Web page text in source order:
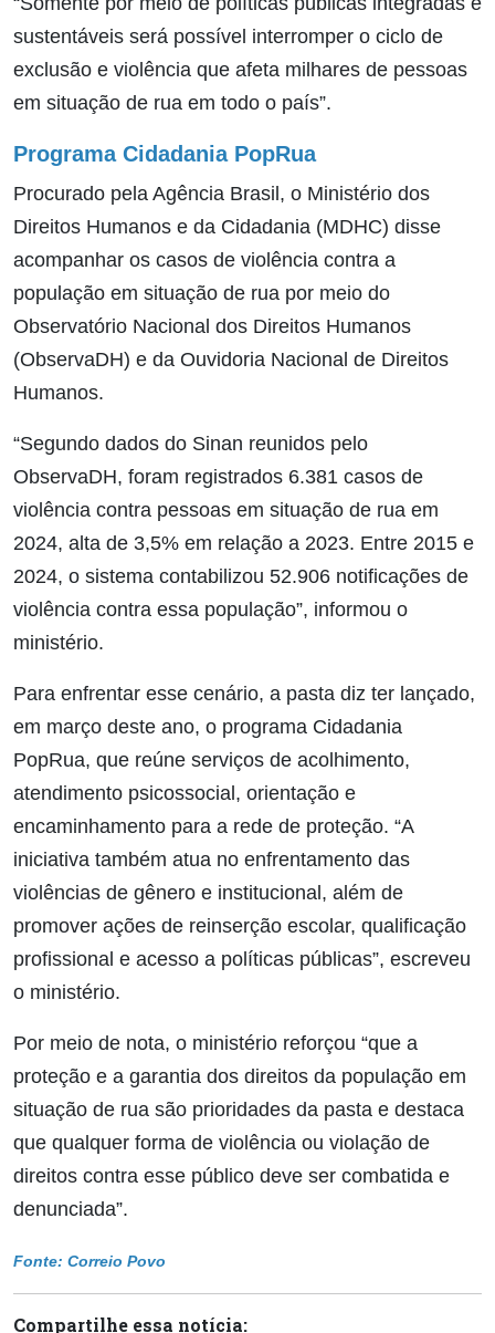
sustentáveis será possível interromper o ciclo de
exclusão e violência que afeta milhares de pessoas
em situação de rua em todo o país”.
Programa Cidadania PopRua
Procurado pela Agência Brasil, o Ministério dos
Direitos Humanos e da Cidadania (MDHC) disse
acompanhar os casos de violência contra a
população em situação de rua por meio do
Observatório Nacional dos Direitos Humanos
(ObservaDH) e da Ouvidoria Nacional de Direitos
Humanos.
“Segundo dados do Sinan reunidos pelo
ObservaDH, foram registrados 6.381 casos de
violência contra pessoas em situação de rua em
2024, alta de 3,5% em relação a 2023. Entre 2015 e
2024, o sistema contabilizou 52.906 notificações de
violência contra essa população”, informou o
ministério.
Para enfrentar esse cenário, a pasta diz ter lançado,
em março deste ano, o programa Cidadania
PopRua, que reúne serviços de acolhimento,
atendimento psicossocial, orientação e
encaminhamento para a rede de proteção. “A
iniciativa também atua no enfrentamento das
violências de gênero e institucional, além de
promover ações de reinserção escolar, qualificação
profissional e acesso a políticas públicas”, escreveu
o ministério.
Por meio de nota, o ministério reforçou “que a
proteção e a garantia dos direitos da população em
situação de rua são prioridades da pasta e destaca
que qualquer forma de violência ou violação de
direitos contra esse público deve ser combatida e
denunciada”.
Fonte: Correio Povo
Compartilhe essa notícia: